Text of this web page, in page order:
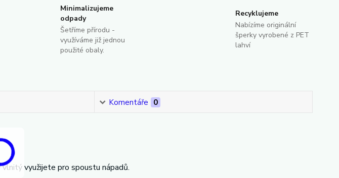
Minimalizujeme
odpady
Šetříme přírodu -
využíváme již jednou
použité obaly.
Recyklujeme
Nabízíme originální
šperky vyrobené z PET
lahví
Komentáře 0
využijete pro spoustu nápadů.